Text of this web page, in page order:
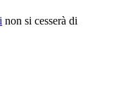
non si cesserà di